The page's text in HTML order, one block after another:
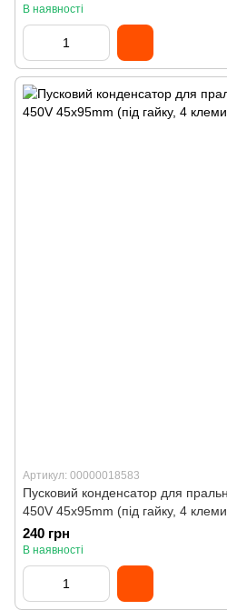
В наявності
Артикул: 00000018583
Пусковий конденсатор для
450V 45x95mm (під гайку, 4
240 грн
В наявності